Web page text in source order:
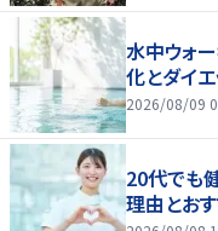
水中ウォ
化とダイ
2026/08/09
20代でも
理由とお